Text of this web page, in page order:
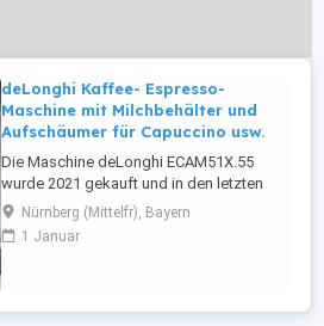
deLonghi Kaffee- Espresso-
Maschine mit Milchbehälter und
Aufschäumer für Capuccino usw.
Die Maschine deLonghi ECAM51X.55
wurde 2021 gekauft und in den letzten
drei Jahren selten (allenfalls zwei Mal pro
Woche) benutzt. Sie wurde regelmässig
gewartet und entkalkt und ist voll
Capuccino und Latte Macchiato auf.
Nürnberg (Mittelfr), Bayern
1 Januar